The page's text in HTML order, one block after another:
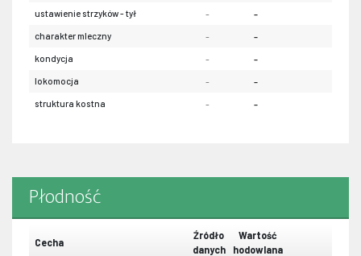
ustawienie strzyków - tył - -
charakter mleczny - -
kondycja - -
lokomocja - -
struktura kostna - -
Płodność
Cecha
Źródło
danych
Wartość
hodowlana